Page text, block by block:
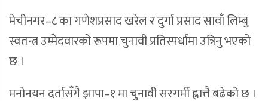
मेचीनगर–८ का गणेशप्रसाद खरेल र दुर्गा प्रसाद सावाँ लिम्बु
स्वतन्त्र उम्मेदवारको रूपमा चुनावी प्रतिस्पर्धामा उत्रिनु भएको
छ ।
मनोनयन दर्तासँगै झापा–१ मा चुनावी सरगर्मी ह्वात्तै बढेको छ ।